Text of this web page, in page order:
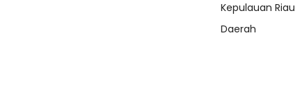
Kepulauan Riau
Daerah